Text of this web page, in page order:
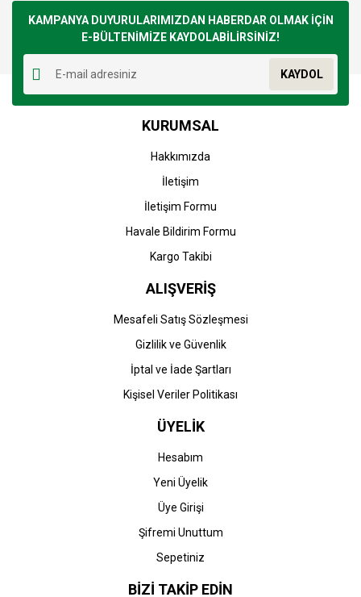
KAMPANYA DUYURULARIMIZDAN HABERDAR OLMAK İÇİN
E-BÜLTENİMİZE KAYDOLABİLİRSİNİZ!
KAYDOL
KURUMSAL
Hakkımızda
İletişim
İletişim Formu
Havale Bildirim Formu
Kargo Takibi
ALIŞVERİŞ
Mesafeli Satış Sözleşmesi
Gizlilik ve Güvenlik
İptal ve İade Şartları
Kişisel Veriler Politikası
ÜYELİK
Hesabım
Yeni Üyelik
Üye Girişi
Şifremi Unuttum
Sepetiniz
BİZİ TAKİP EDİN